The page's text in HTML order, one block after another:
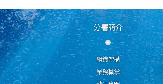
分署簡介
組織架構
業務職掌